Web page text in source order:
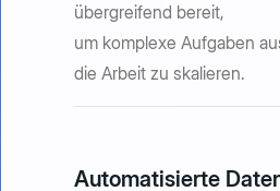
übergreifend bereit,
um komplexe Aufgaben
die Arbeit zu skalieren.
Automatisierte